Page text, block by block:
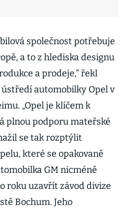
společnost potřebuje
a to z hlediska designu
a prodeje,“ řekl
automobilky Opel v
„Opel je klíčem k
plnou podporu mateřské
se tak rozptýlit
které se opakovaně
GM nicméně
roku uzavřít závod divize
Bochum. Jeho